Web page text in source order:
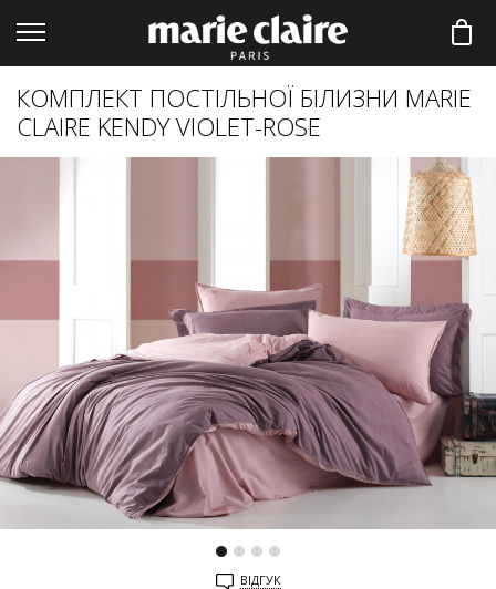
КОМПЛЕКТ ПОСТІЛЬНОЇ БІЛИЗНИ MARIE
CLAIRE KENDY VIOLET-ROSE
ВІДГУК